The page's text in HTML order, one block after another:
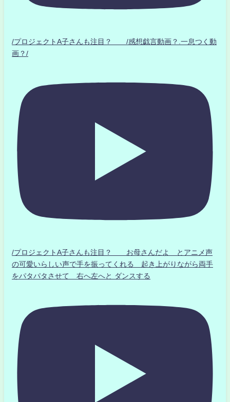
/プロジェクトA子さんも注目？ /感想戯言動画？.一息つく動
画？/
/プロジェクトA子さんも注目？ お母さんだよ とアニメ声
の可愛いらしい声で手を振ってくれる 起き上がりながら両手
をパタパタさせて 右へ左へと ダンスする